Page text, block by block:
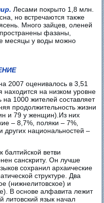
Лесами покрыто 1,8 млн.
но встречаются также
Много зайцев, оленей
фазаны,
месяцы у воды можно
2007 оценивалось в 3,51
находится на низком уровне
1000 жителей составляет
продолжительность жизни
и 79 у женщин).Из них
– 8,7%, поляки – 7%,
других национальностей –
балтийской ветви
санскриту. Он лучше
сохранил архаические
структуре. Два
(нижнелитовское) и
В основе алфавита лежит
литовский язык начал